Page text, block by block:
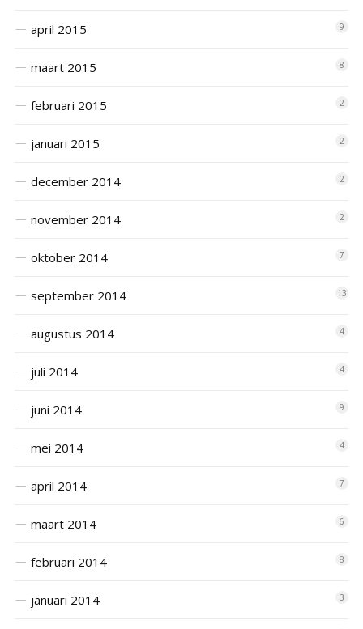
april 2015 9
maart 2015 8
februari 2015 2
januari 2015 2
december 2014 2
november 2014 2
oktober 2014 7
september 2014 13
augustus 2014 4
juli 2014 4
juni 2014 9
mei 2014 4
april 2014 7
maart 2014 6
februari 2014 8
januari 2014 3